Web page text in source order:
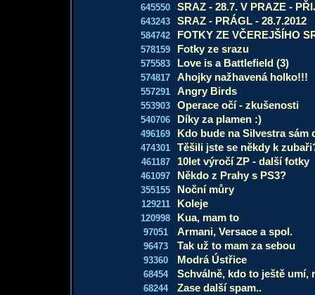
645550 SRAZ - 28.7. V PRAZE -
643243 SRAZ - PRÁGL - 28.7.2012
584742 FOTKY ZE VČEREJŠÍHO
578159 Fotky ze srazu
575583 Love is a Battlefield (3)
574817 Ahojky nažhavená holko!!!
557291 Angry Birds
553903 Operace očí - zkušenosti
540706 Díky za plamen :)
496169 Kdo bude na Silvestra sám
474301 Těšili jste se někdy k
461187 10let výročí ZP - další fotky
461097 Někdo z Prahy s PS3?
355155 Noční můry
129211 Koleje
120998 Kua, mam to
97051 Armani, Versace a spol.
96473 Tak už to mam za sebou
93360 Modrá Ústřice
68454 Schválně, kdo to ještě umí,
68244 Zase další spam..